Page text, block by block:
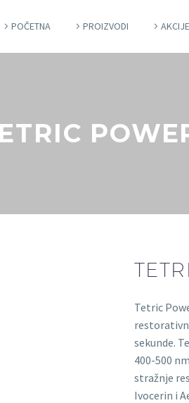
POČETNA PROIZVODI AKCIJE
Tetric
sekunde.
400-500
stražnje
Ivocerin i